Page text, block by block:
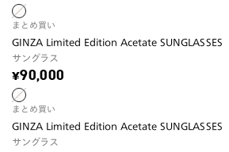
まとめ買い
GINZA Limited Edition Acetate SUNGLASSES
サングラス
¥90,000
まとめ買い
GINZA Limited Edition Acetate SUNGLASSES
サングラス